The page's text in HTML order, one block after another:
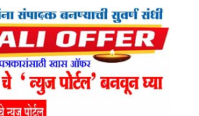
Ok
Am
E